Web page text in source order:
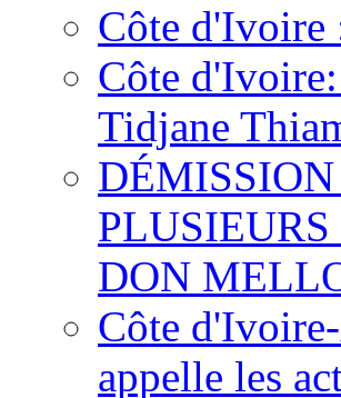
Côte d'Ivoire
Côte
Tidjane
DON
Côte
appelle les